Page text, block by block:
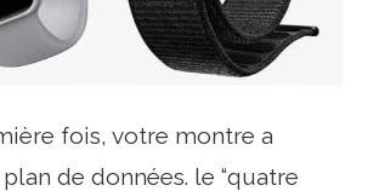
fois, votre montre a
de données. le “quatre